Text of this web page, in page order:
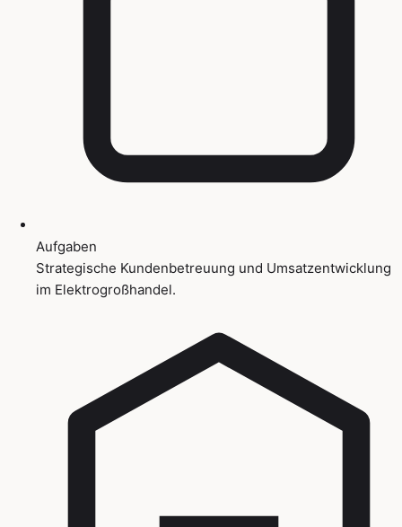
Aufgaben
Strategische Kundenbetreuung und Umsatzentwicklung
im Elektrogroßhandel.